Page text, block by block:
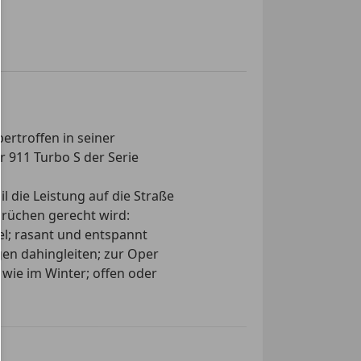
Beifahrersitz
Cabrio)
in seiner
Turbo S der Serie
die Leistung auf die Straße
gerecht wird:
rasant und entspannt
dahingleiten; zur Oper
wie im Winter; offen oder
mit